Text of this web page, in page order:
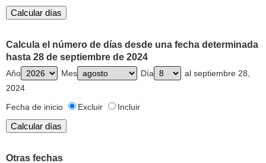
Calcula el número de días desde una fecha determinada
hasta 28 de septiembre de 2024
Año Mes Día
al septiembre 28,
2024
Fecha de inicio
Excluir Incluir
Otras fechas